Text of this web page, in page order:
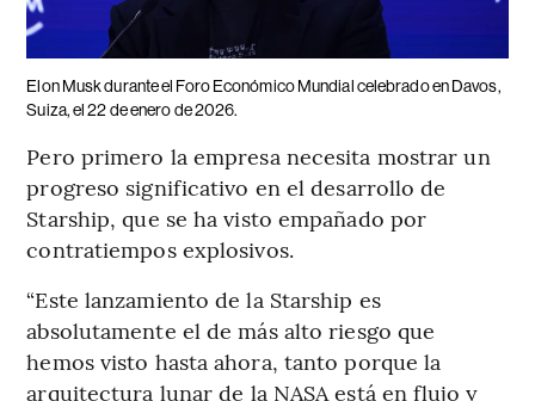
Elon Musk durante el Foro Económico Mundial celebrado en Davos,
Suiza, el 22 de enero de 2026.
Pero primero la empresa necesita mostrar un
progreso significativo en el desarrollo de
Starship, que se ha visto empañado por
contratiempos explosivos.
“Este lanzamiento de la Starship es
absolutamente el de más alto riesgo que
hemos visto hasta ahora, tanto porque la
arquitectura lunar de la NASA está en flujo y